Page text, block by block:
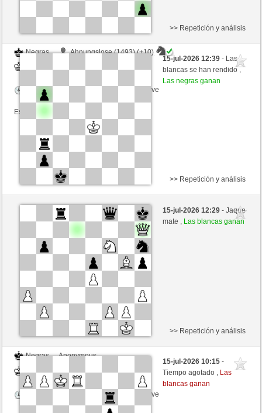
Negras
Ahnungslose (1493) (+10)
Tiempo: 2 minutes/side + 5 seconds/move
Esta partida es por puntos
>> Repetición y análisis
15-jul-2026 12:39- Las
blancas se han rendido ,
Las negras ganan
Blancas
MrIncolloy (1530) (-24)
liko71 (1344) (+24)
Tiempo: 5 minutes/side + 0 seconds/move
Esta partida es por puntos
>> Repetición y análisis
15-jul-2026 12:29- Jaque
mate , Las blancas ganan
Negras
Anonymous
Blancas
liko71 (1344)
Tiempo: 5 minutes/side + 0 seconds/move
>> Repetición y análisis
15-jul-2026 10:15-
Tiempo agotado , Las
blancas ganan